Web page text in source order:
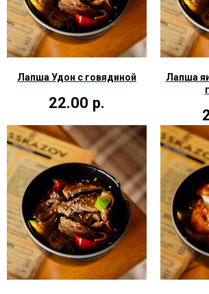
Лапша Удон с говядиной
22.00 р.
Лапша